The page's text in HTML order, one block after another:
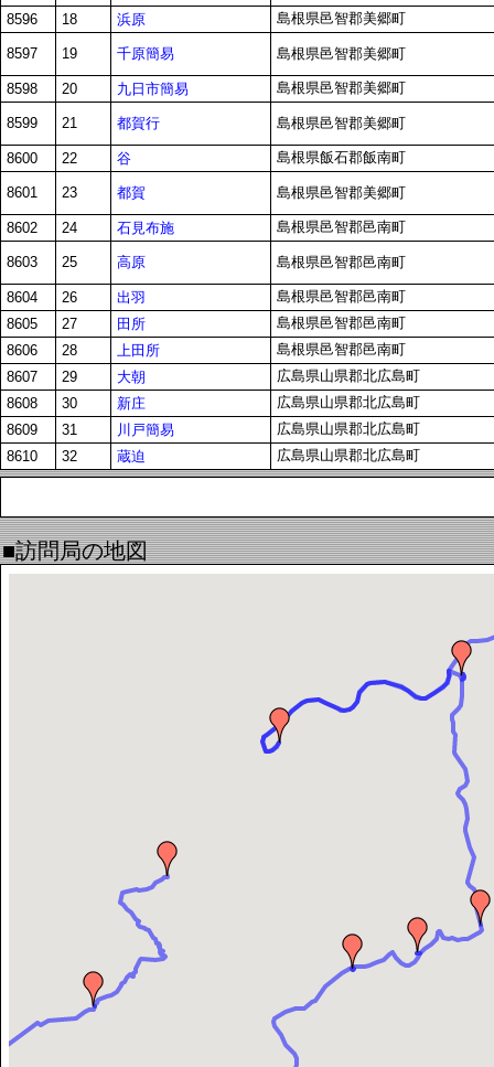
8596
18 浜原 島根県邑智郡美郷町
8597 19 千原簡易 島根県邑智郡美郷町
8598 20 九日市簡易 島根県邑智郡美郷町
8599 21 都賀行 島根県邑智郡美郷町
8600 22 谷 島根県飯石郡飯南町
8601 23 都賀 島根県邑智郡美郷町
8602 24 石見布施 島根県邑智郡邑南町
8603 25 高原 島根県邑智郡邑南町
8604 26 出羽
島根県邑智郡邑南町
8605
27 田所
島根県邑智郡邑南町
8606
28 上田所
島根県邑智郡邑南町
8607
29 大朝
広島県山県郡北広島町
8608
30 新庄
広島県山県郡北広島町
8609
31 川戸簡易
広島県山県郡北広島町
8610
32 蔵迫 広島県山県郡北広島町
■訪問局の地図